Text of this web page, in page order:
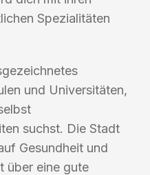
Spezialitäten
und Universitäten,
suchst. Die Stadt
Gesundheit und
über eine gute